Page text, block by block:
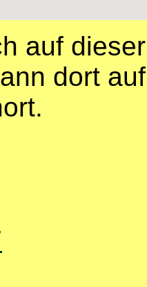
auf
dort